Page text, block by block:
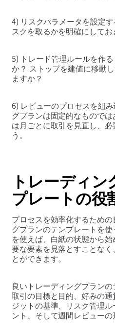
4) リスクパラメータを設定
スクを取るかを明確にしてお
5) トレード管理ルールを作
か？ ストップを建値に移動
ますか？
6) レビューのプロセスを組
グプランは固定的なもので
は月ごとに取引を見直し、
う。
トレーディ
プレートの役
プロセスを効率化するため
グプランのテンプレートを
を使えば、白紙の状態から
要な要素を見落とすことな
とができます。
良いトレーディングプランの
取引の目標と目的、好みの
ジットの基準、リスク管理
ント、そして週間レビューの